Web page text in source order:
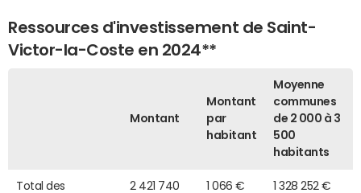
Ressources d'investissement de Saint-
Victor-la-Coste en 2024**
Montant
Montant
par
habitant
Moyenne
communes
de 2 000 à 3
500
habitants
Total des
2 421 740
1 066 € 1 328 252 €